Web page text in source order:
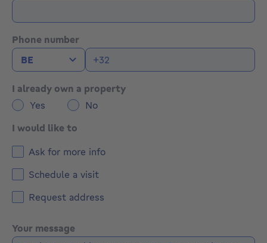
Phone number
I already own a property
Yes
No
I would like to
Ask for more info
Schedule a visit
Request address
Your message